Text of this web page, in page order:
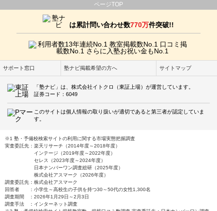
ページTOP
は累計問い合わせ数770万件突破!!
サポート窓口 塾ナビ掲載希望の方へ サイトマップ
「塾ナビ」は、株式会社イトクロ（東証上場）が運営しています。
証券コード：6049
このサイトは個人情報の取り扱いが適切であると第三者が認定していま
す。
※1 塾・予備校検索サイトの利用に関する市場実態把握調査
実査委託先：楽天リサーチ（2014年度～2018年度）
インテージ（2019年度～2022年度）
セレス（2023年度～2024年度）
日本ナンバーワン調査総研（2025年度）
株式会社アスマーク（2026年度）
調査委託先：株式会社アスマーク
回答者 ：小学生～高校生の子供を持つ30～50代の女性1,300名
調査期間 ：2026年1月29日～2月3日
調査手法 ：インターネット調査